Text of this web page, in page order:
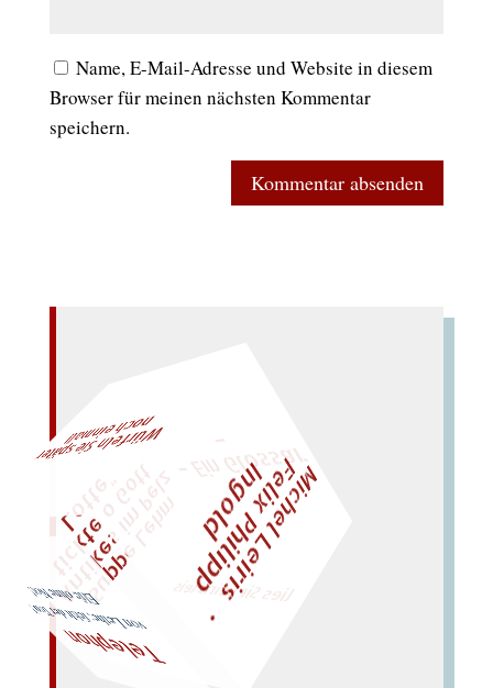
Name, E-Mail-Adresse und Website in diesem
Browser für meinen nächsten Kommentar
speichern.
„
S
u
p
p
e
L
e
h
m
A
n
t
i
k
e
s
i
m
P
el
zt
i
c
k
t
e
o
G
ot
tL
o
t
t
e
"
Telephon
von Lethe; fehlt der Ton? Elfe ohne Not! M
i
c
h
e
l
L
e
i
r
i
s
・
F
e
l
i
x
P
h
i
l
i
p
p
I
n
g
o
l
d
– Ein
Gl
o
s
s
ar
lies Sir Leiris leis
W
ürfeln Sie später
n
och einm
al!